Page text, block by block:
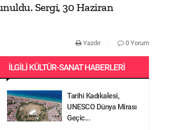
Sergi, 30 Haziran
Yazdır 0 Yorum
İLGILI KÜLTÜR-SANAT HABERLERI
Tarihi Kadıkalesi,
UNESCO Dünya Mirası
Geçic...